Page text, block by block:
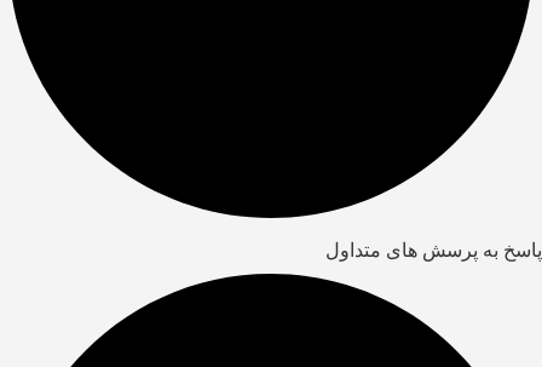
پاسخ به پرسش های متداول